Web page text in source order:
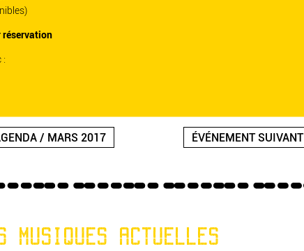
réservation
:
/ MARS 2017 ÉVÉNEMENT SUIVANT
MUSIQUES ACTUELLES